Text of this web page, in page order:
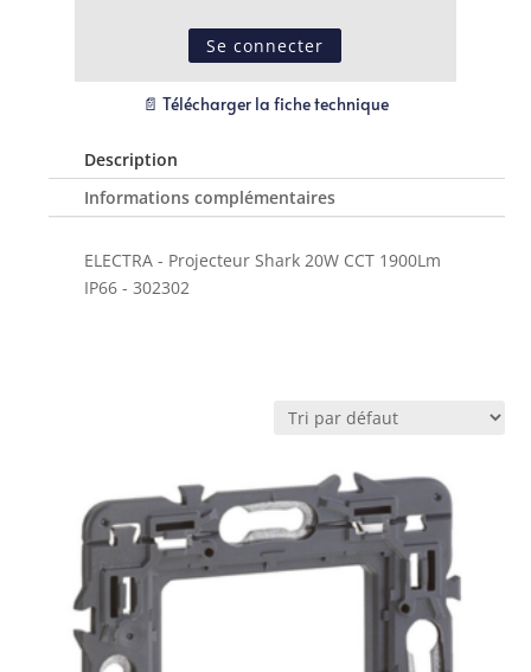
Se connecter
📄 Télécharger la fiche technique
Description
Informations complémentaires
ELECTRA - Projecteur Shark 20W CCT 1900Lm
IP66 - 302302